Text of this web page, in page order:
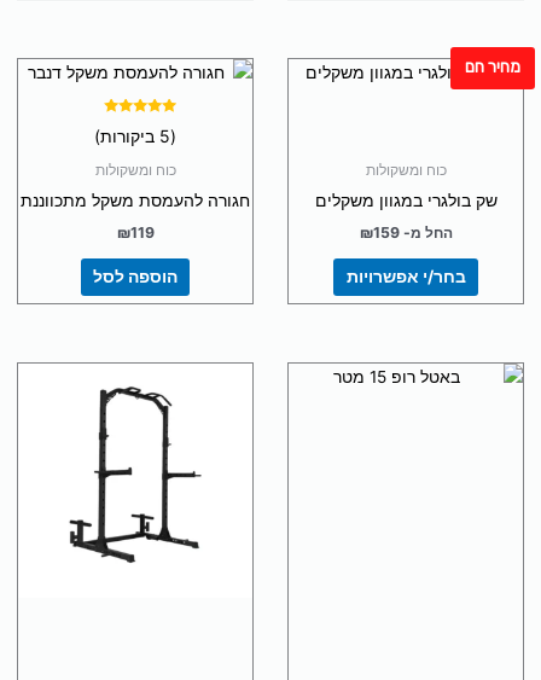
מחיר חם
כוח ומשקולות
שק בולגרי במגוון משקלים
החל מ- ₪159
בחר/י אפשרויות
למוצר
סוגים.
ניתן
לבחור
את
האפשרויות
בעמוד
5.00
(5 ביקורות)
כוח ומשקולות
חגורה להעמסת משקל מתכווננת
₪119
הוספה לסל